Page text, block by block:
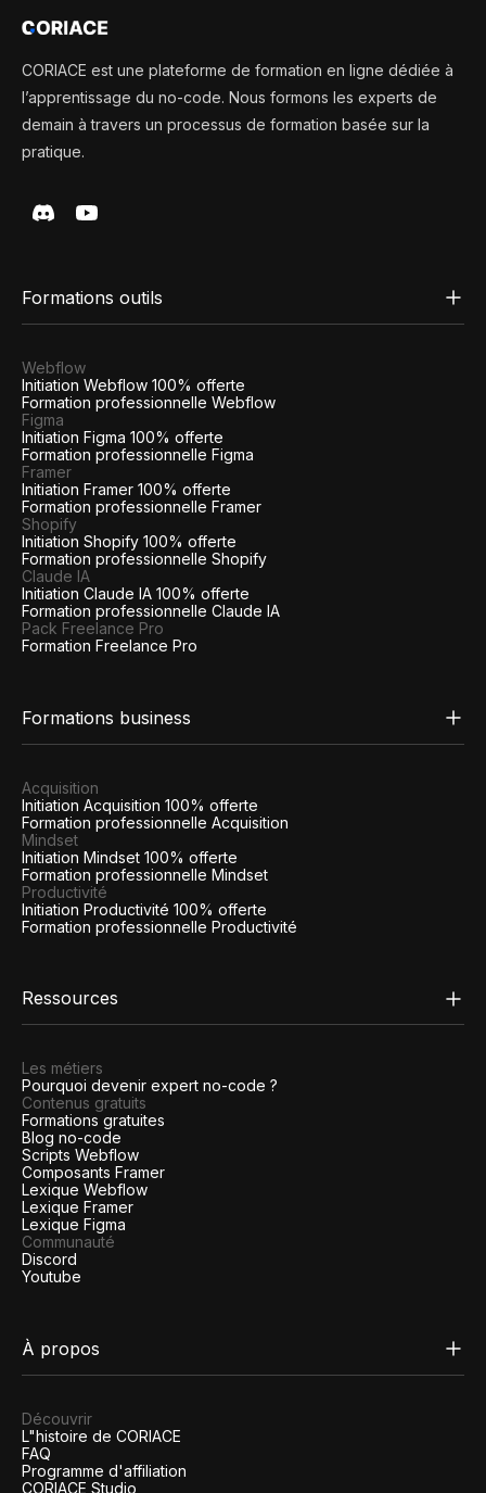
CORIACE est une plateforme de formation en ligne dédiée à
l’apprentissage du no-code. Nous formons les experts de
demain à travers un processus de formation basée sur la
pratique.
Formations outils
Webflow
Initiation Webflow 100% offerte
Formation professionnelle Webflow
Figma
Initiation Figma 100% offerte
Formation professionnelle Figma
Framer
Initiation Framer 100% offerte
Formation professionnelle Framer
Shopify
Initiation Shopify 100% offerte
Formation professionnelle Shopify
Claude IA
Initiation Claude IA 100% offerte
Formation professionnelle Claude IA
Pack Freelance Pro
Formation Freelance Pro
Formations business
Acquisition
Initiation Acquisition 100% offerte
Formation professionnelle Acquisition
Mindset
Initiation Mindset 100% offerte
Formation professionnelle Mindset
Productivité
Initiation Productivité 100% offerte
Formation professionnelle Productivité
Ressources
Les métiers
Pourquoi devenir expert no-code ?
Contenus gratuits
Formations gratuites
Blog no-code
Scripts Webflow
Composants Framer
Lexique Webflow
Lexique Framer
Lexique Figma
Communauté
Discord
Youtube
À propos
Découvrir
L"histoire de CORIACE
FAQ
Programme d'affiliation
CORIACE Studio